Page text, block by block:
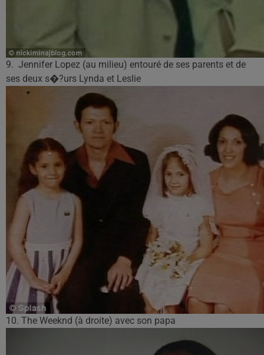
9. Jennifer Lopez (au milieu) entouré de ses parents et de
ses deux s�?urs Lynda et Leslie
10. The Weeknd (à droite) avec son papa